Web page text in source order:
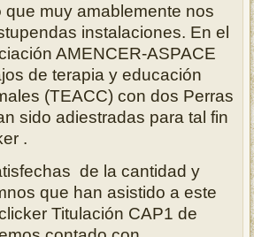
que muy amablemente nos
instalaciones. En el
AMENCER-ASPACE
de terapia y educación
(TEACC) con dos Perras
sido adiestradas para tal fin
.
de la cantidad y
que han asistido a este
Titulación CAP1 de